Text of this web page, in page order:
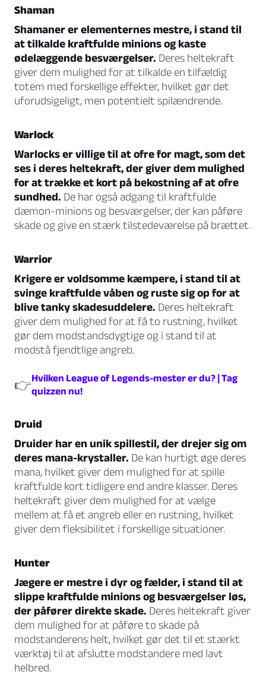
Shaman
Shamaner er elementernes mestre, i stand til
at tilkalde kraftfulde minions og kaste
ødelæggende besværgelser. Deres heltekraft
giver dem mulighed for at tilkalde en tilfældig
totem med forskellige effekter, hvilket gør det
uforudsigeligt, men potentielt spilændrende.
Warlock
Warlocks er villige til at ofre for magt, som det
ses i deres heltekraft, der giver dem mulighed
for at trække et kort på bekostning af at ofre
sundhed. De har også adgang til kraftfulde
dæmon-minions og besværgelser, der kan påføre
skade og give en stærk tilstedeværelse på brættet.
Warrior
Krigere er voldsomme kæmpere, i stand til at
svinge kraftfulde våben og ruste sig op for at
blive tanky skadesuddelere. Deres heltekraft
giver dem mulighed for at få to rustning, hvilket
gør dem modstandsdygtige og i stand til at
modstå fjendtlige angreb.
👉 Hvilken League of Legends-mester er du? | Tag
quizzen nu!
Druid
Druider har en unik spillestil, der drejer sig om
deres mana-krystaller. De kan hurtigt øge deres
mana, hvilket giver dem mulighed for at spille
kraftfulde kort tidligere end andre klasser. Deres
heltekraft giver dem mulighed for at vælge
mellem at få et angreb eller en rustning, hvilket
giver dem fleksibilitet i forskellige situationer.
Hunter
Jægere er mestre i dyr og fælder, i stand til at
slippe kraftfulde minions og besværgelser løs,
der påfører direkte skade. Deres heltekraft giver
dem mulighed for at påføre to skade på
modstanderens helt, hvilket gør det til et stærkt
værktøj til at afslutte modstandere med lavt
helbred.